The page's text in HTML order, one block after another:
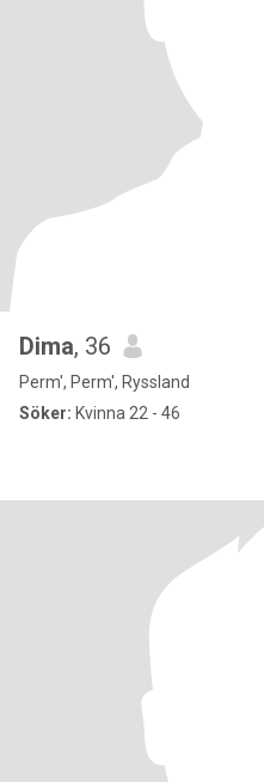
Dima, 36
Perm', Perm', Ryssland
Söker: Kvinna 22 - 46